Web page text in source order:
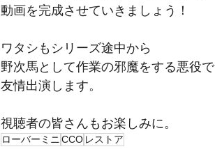
動画を完成させていきましょう！
ワタシもシリーズ途中から
野次馬として作業の邪魔をする悪役で
友情出演します。
視聴者の皆さんもお楽しみに。
ローバーミニCCO レストア